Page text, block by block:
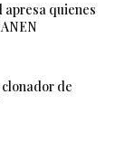
apresa quienes
de